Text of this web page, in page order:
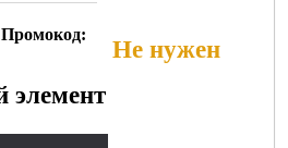
Промокод:
Не нужен